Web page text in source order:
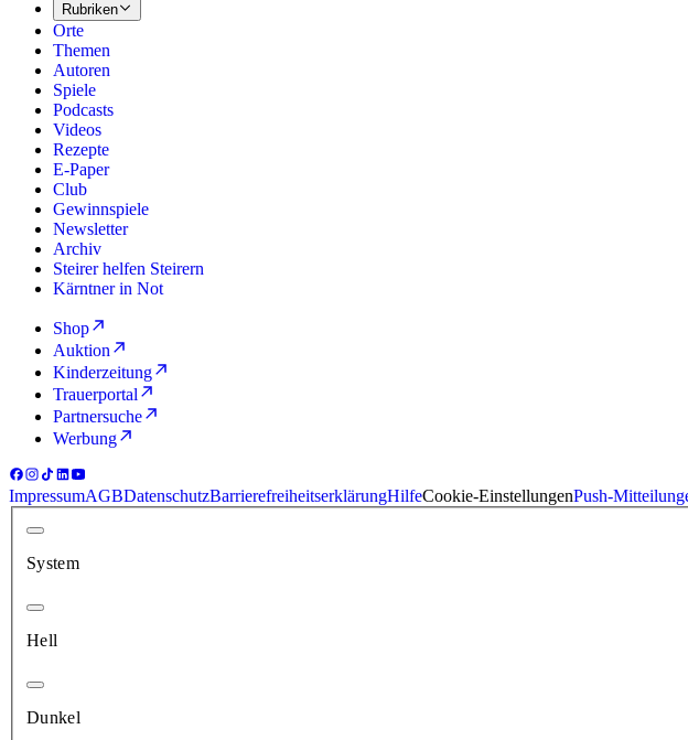
Rubriken
Orte
Themen
Autoren
Spiele
Podcasts
Videos
Rezepte
E-Paper
Club
Gewinnspiele
Newsletter
Archiv
Steirer helfen Steirern
Kärntner in Not
Shop
Auktion
Kinderzeitung
Trauerportal
Partnersuche
Werbung
ImpressumAGBDatenschutzBarrierefreiheitserklärungHilfeCookie-EinstellungenPush-
System
Hell
Dunkel